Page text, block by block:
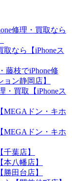
修理・買取なら
なら【iPhoneス
藤枝でiPhone修
ン静岡店】
・買取【iPhoneス
MEGAドン・キホ
MEGAドン・キホ
葉店】
八幡店】
田台店】